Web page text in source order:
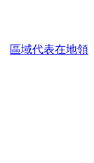
區域代表在地領